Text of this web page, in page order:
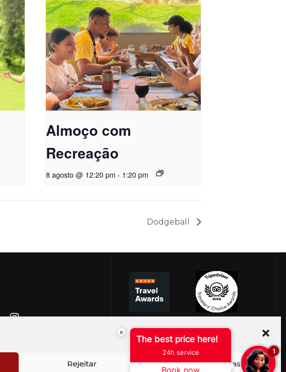
Rejeitar Ver preferências
Almoço com
Recreação
8 agosto @ 12:20 pm - 1:20 pm
Dodgeball
×
The best price here!
24h service
Book now
1